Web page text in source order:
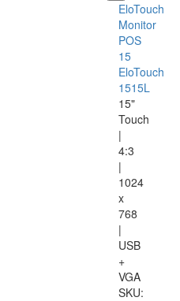
EloTouch
Monitor
POS
15
EloTouch
1515L
15"
Touch
|
4:3
|
1024
x
768
|
USB
+
VGA
SKU: